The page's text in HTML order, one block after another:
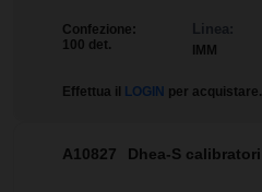
Confezione:
100 det.
Linea:
IMM
Effettua il LOGIN per acquistare.
A10827 Dhea-S calibratori